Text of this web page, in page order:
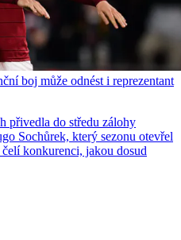
boj může odnést i reprezentant
přivedla do středu zálohy
Sochůrek, který sezonu otevřel
konkurenci, jakou dosud